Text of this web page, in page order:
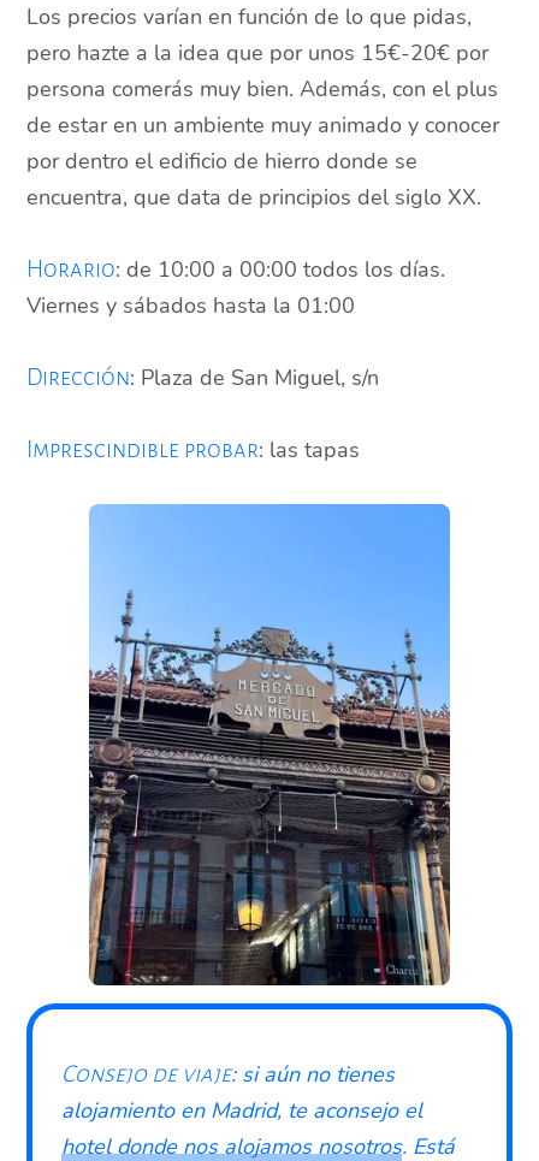
Los precios varían en función de lo que pidas,
pero hazte a la idea que por unos 15€-20€ por
persona comerás muy bien. Además, con el plus
de estar en un ambiente muy animado y conocer
por dentro el edificio de hierro donde se
encuentra, que data de principios del siglo XX.
Horario: de 10:00 a 00:00 todos los días.
Viernes y sábados hasta la 01:00
Dirección: Plaza de San Miguel, s/n
Imprescindible probar: las tapas
Consejo de viaje: si aún no tienes
alojamiento en Madrid, te aconsejo el
hotel donde nos alojamos nosotros. Está